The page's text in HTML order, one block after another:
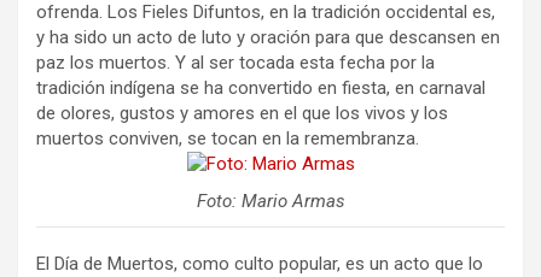
ofrenda. Los Fieles Difuntos, en la tradición occidental es,
y ha sido un acto de luto y oración para que descansen en
paz los muertos. Y al ser tocada esta fecha por la
tradición indígena se ha convertido en fiesta, en carnaval
de olores, gustos y amores en el que los vivos y los
muertos conviven, se tocan en la remembranza.
Foto: Mario Armas
El Día de Muertos, como culto popular, es un acto que lo